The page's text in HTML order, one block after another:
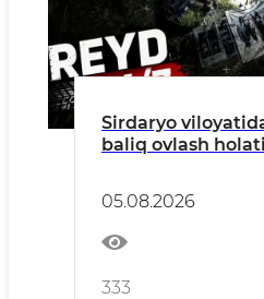
Sirdaryo
baliq ovlash
05.08.2026
333